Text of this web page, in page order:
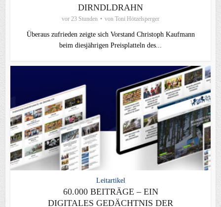
DIRNDLDRAHN
vor 23 Stunden von Toni Hötzelsperger
Überaus zufrieden zeigte sich Vorstand Christoph Kaufmann
beim diesjährigen Preisplatteln des...
Leitartikel
60.000 BEITRÄGE – EIN
DIGITALES GEDÄCHTNIS DER